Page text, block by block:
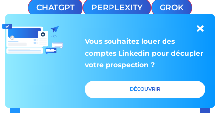
CHATGPT
PERPLEXITY
GROK
Inscrivez-vous à
Vous souhaitez louer des
comptes Linkedin pour décupler
votre prospection ?
DÉCOUVRIR